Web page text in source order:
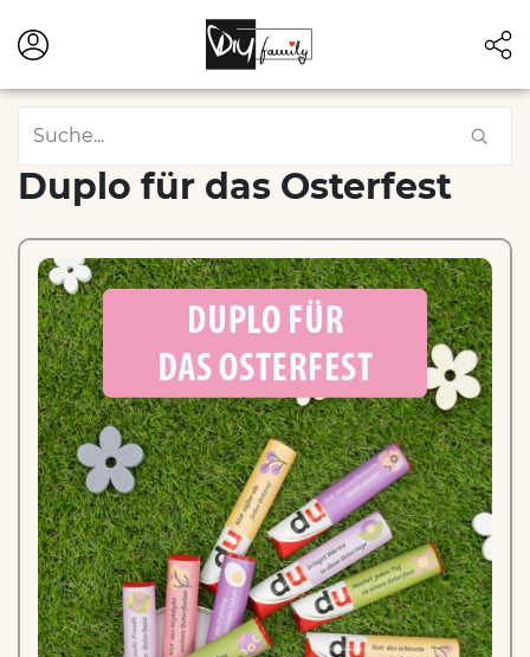
Duplo für das Osterfest